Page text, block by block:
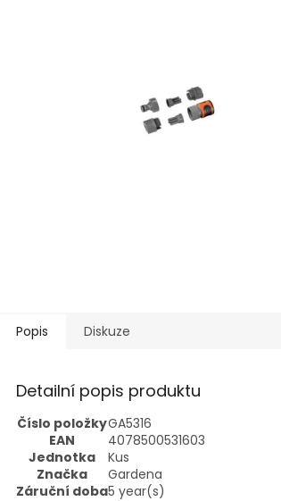
Popis Diskuze
Detailní popis produktu
Číslo položkyGA5316
EAN
4078500531603
Jednotka
Kus
Značka
Gardena
Záruční doba5 year(s)